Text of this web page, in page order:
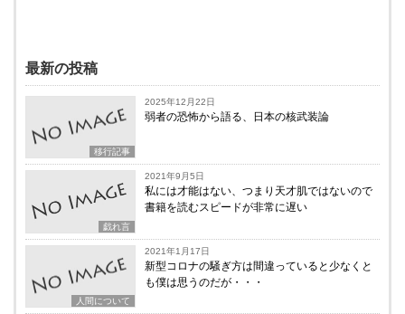
最新の投稿
移行記事
2025年12月22日
弱者の恐怖から語る、日本の核武装論
戯れ言
2021年9月5日
私には才能はない、つまり天才肌ではないので
書籍を読むスピードが非常に遅い
人間について
2021年1月17日
新型コロナの騒ぎ方は間違っていると少なくと
も僕は思うのだが・・・